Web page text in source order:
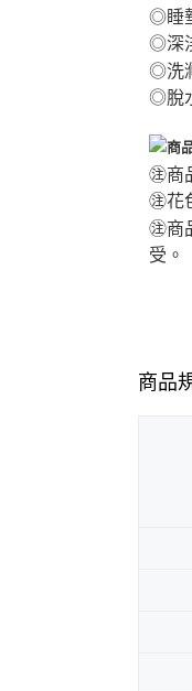
◎睡
◎深
◎洗
◎脫
㊟商
㊟花
㊟商
受。
商品